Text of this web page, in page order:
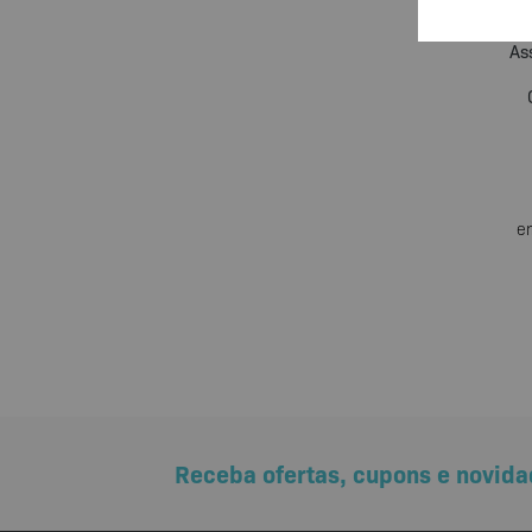
Receba ofertas, cupons e